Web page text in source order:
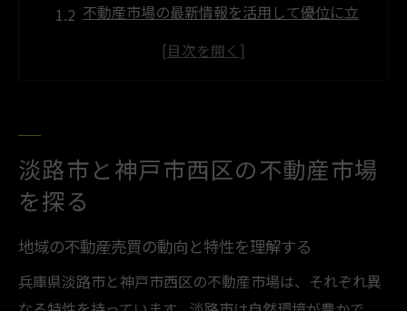
不動産市場の最新情報を活用して優位に立
淡路市の自然環境が与える不動産価値
不動産売買の成功に必要な戦略的アプロー
チ
淡路市と神戸市西区の不動産市場
を探る
地域の不動産売買の動向と特性を理解する
兵庫県淡路市と神戸市西区の不動産市場は、それぞれ異